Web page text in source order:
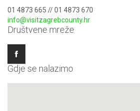
01 4873 665 // 01 4873 670
info@visitzagrebcounty.hr
Društvene mreže
Gdje se nalazimo